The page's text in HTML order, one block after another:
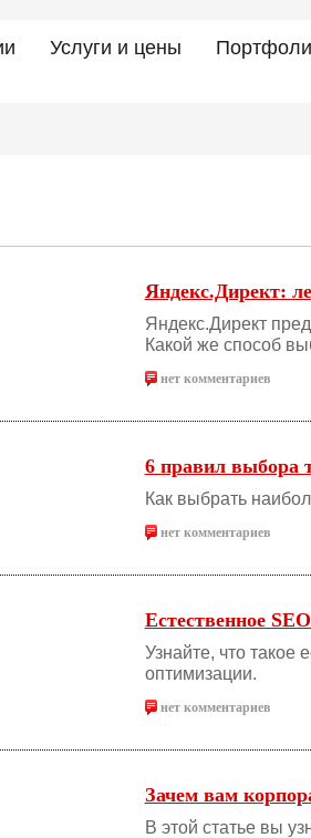
Услуги и цены
Яндекс.Директ:
Яндекс.Директ
Какой же способ
нет комментариев
6 правил выбора
Как выбрать
нет комментариев
Естественное
Узнайте, что такое
оптимизации.
нет комментариев
Зачем вам
В этой статье вы